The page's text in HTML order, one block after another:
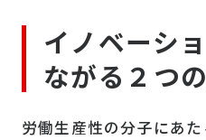
イノベーシ
ながる２つ
労働生産性の分子にあ